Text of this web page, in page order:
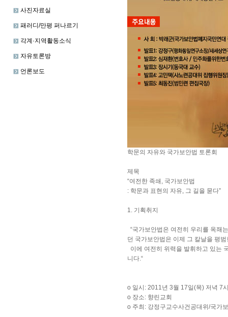
사진자료실
패러디/만평 퍼나르기
각계·지역활동소식
자유토론방
언론보도
학문의 자유와 국가보안법 토론회
제목
“여전한 족쇄, 국가보안법
: 학문과 표현의 자유, 그 길을 묻다”
1. 기획취지
“국가보안법은 여전히 우리를 옥좨
던 국가보안법은 이제 그 칼날을 평
이에 여전히 위력을 발휘하고 있는
니다.“
o 일시: 2011년 3월 17일(목) 저녁 7
o 장소: 향린교회
o 주최: 강정구교수사건공대위/국가